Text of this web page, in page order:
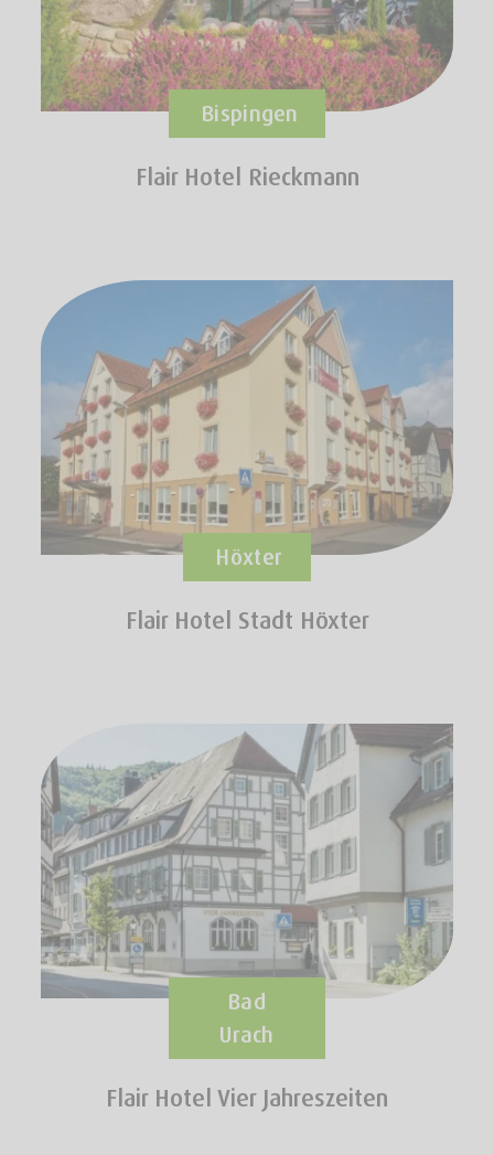
Bispingen
Flair Hotel Rieckmann
Höxter
Flair Hotel Stadt Höxter
Bad
Urach
Flair Hotel Vier Jahreszeiten